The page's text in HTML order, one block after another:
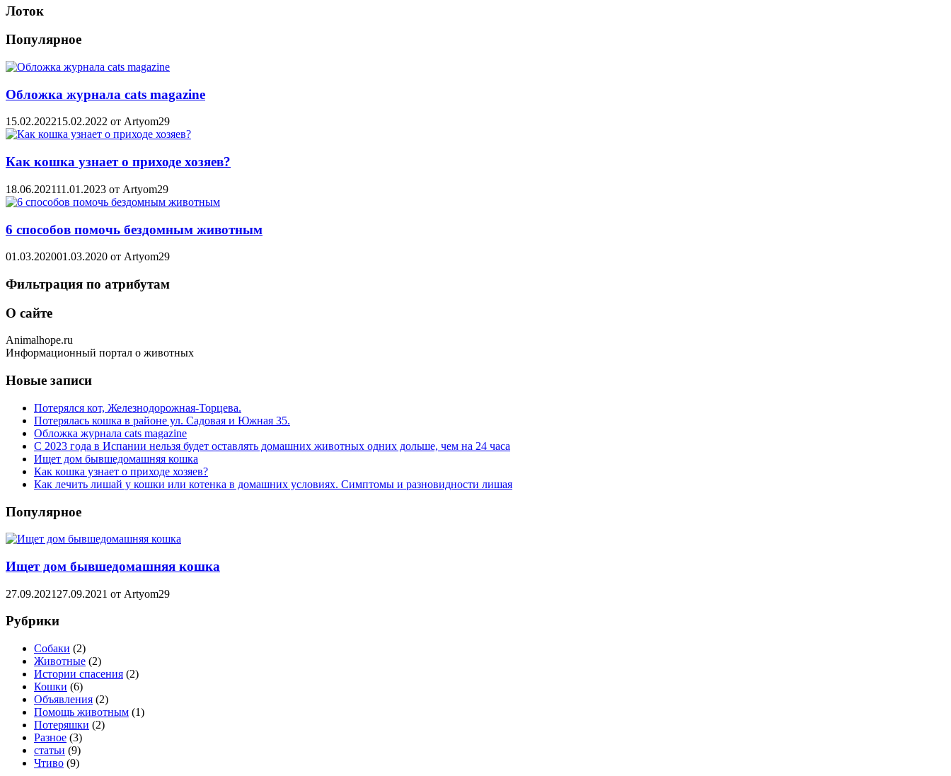
Лоток
Популярное
Обложка журнала cats magazine
15.02.202215.02.2022 от Artyom29
Как кошка узнает о приходе хозяев?
18.06.202111.01.2023 от Artyom29
6 способов помочь бездомным животным
01.03.202001.03.2020 от Artyom29
Фильтрация по атрибутам
О сайте
Animalhope.ru
Информационный портал о животных
Новые записи
Потерялся кот, Железнодорожная-Торцева.
Потерялась кошка в районе ул. Садовая и Южная 35.
Обложка журнала cats magazine
С 2023 года в Испании нельзя будет оставлять домашних животных одних дольше, чем на 24 часа
Ищет дом бывшедомашняя кошка
Как кошка узнает о приходе хозяев?
Как лечить лишай у кошки или котенка в домашних условиях. Симптомы и разновидности лишая
Популярное
Ищет дом бывшедомашняя кошка
27.09.2021 27.09.2021 от Artyom29
Рубрики
Cобаки (2)
Животные (2)
Истории спасения (2)
Кошки (6)
Объявления (2)
Помощь животным (1)
Потеряшки (2)
Разное (3)
статьи (9)
Чтиво (9)